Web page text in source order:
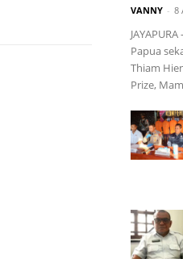
VANNY - 8
Papua
Thiam
Prize,